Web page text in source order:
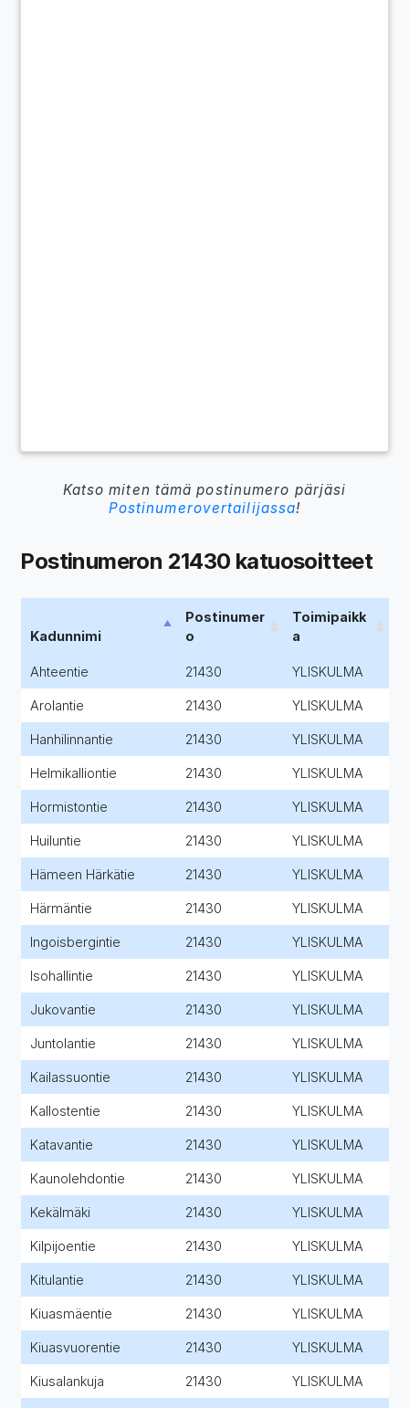
Katso miten tämä postinumero pärjäsi
Postinumerovertailijassa!
Postinumeron 21430 katuosoitteet
Kadunnimi
Postinumer
o
Toimipaikk
a
Ahteentie 21430 YLISKULMA
Arolantie 21430 YLISKULMA
Hanhilinnantie 21430 YLISKULMA
Helmikalliontie 21430 YLISKULMA
Hormistontie 21430 YLISKULMA
Huiluntie 21430 YLISKULMA
Hämeen Härkätie 21430 YLISKULMA
Härmäntie 21430 YLISKULMA
Ingoisbergintie 21430 YLISKULMA
Isohallintie 21430 YLISKULMA
Jukovantie 21430 YLISKULMA
Juntolantie 21430 YLISKULMA
Kailassuontie 21430 YLISKULMA
Kallostentie 21430 YLISKULMA
Katavantie 21430 YLISKULMA
Kaunolehdontie 21430 YLISKULMA
Kekälmäki 21430 YLISKULMA
Kilpijoentie 21430 YLISKULMA
Kitulantie 21430 YLISKULMA
Kiuasmäentie 21430 YLISKULMA
Kiuasvuorentie 21430 YLISKULMA
Kiusalankuja 21430 YLISKULMA